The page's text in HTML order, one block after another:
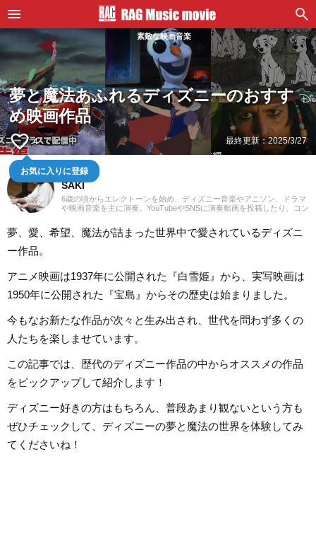
素敵な映画音楽
夢と魔法あふれるディズニーのおすす
め映画作品
favorite_border 4
お気に入りに登録
最終更新：2025/3/27
鍵盤弾き
SAKI
6歳の頃からエレクトーンを始め、ディズニー音楽やアニソン、ドラマ
や映画音楽を主に演奏。YouTubeやSNSに演奏動画を投稿したり、コン
時代にはシンセサイザーやピアノもはじめ、学校主催のイベントにも
出演。ライターとしては、音楽関連記事だけでなくさまざまなジャン
夢、愛、希望、魔法が詰まった世界中で愛されているディズニ
ー作品。
アニメ映画は1937年に公開された『白雪姫』から、実写映画は
1950年に公開された『宝島』からその歴史は始まりました。
今もなお新たな作品が次々と生み出され、世代を問わず多くの
人たちを楽しませています。
この記事では、歴代のディズニー作品の中からオススメの作品
をピックアップして紹介します！
ディズニー好きの方はもちろん、普段あまり観ないという方も
ぜひチェックして、ディズニーの夢と魔法の世界を体験してみ
てくださいね！